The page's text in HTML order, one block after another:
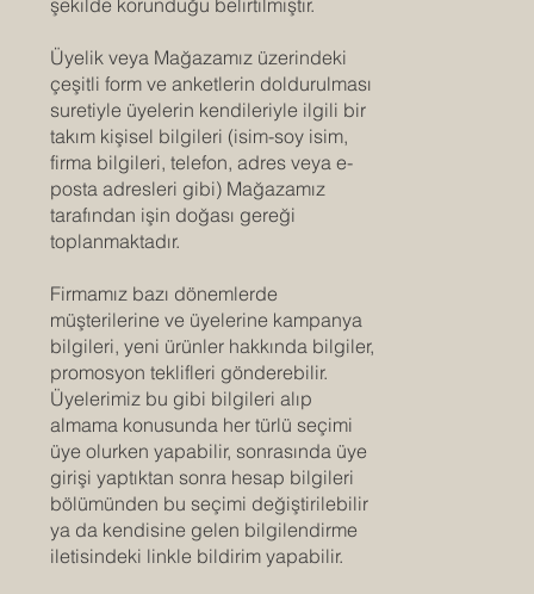
Üyelik veya Mağazamız üzerindeki
çeşitli form ve anketlerin doldurulması
suretiyle üyelerin kendileriyle ilgili bir
takım kişisel bilgileri (isim-soy isim,
firma bilgileri, telefon, adres veya e-
posta adresleri gibi) Mağazamız
tarafından işin doğası gereği
toplanmaktadır.
Firmamız bazı dönemlerde
müşterilerine ve üyelerine kampanya
bilgileri, yeni ürünler hakkında bilgiler,
promosyon teklifleri gönderebilir.
Üyelerimiz bu gibi bilgileri alıp
almama konusunda her türlü seçimi
üye olurken yapabilir, sonrasında üye
girişi yaptıktan sonra hesap bilgileri
bölümünden bu seçimi değiştirilebilir
ya da kendisine gelen bilgilendirme
iletisindeki linkle bildirim yapabilir.